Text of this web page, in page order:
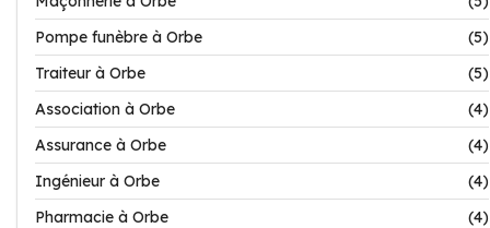
Pompe funèbre à Orbe
(5)
Traiteur à Orbe
(5)
Association à Orbe
(4)
Assurance à Orbe
(4)
Ingénieur à Orbe
(4)
Pharmacie à Orbe
(4)